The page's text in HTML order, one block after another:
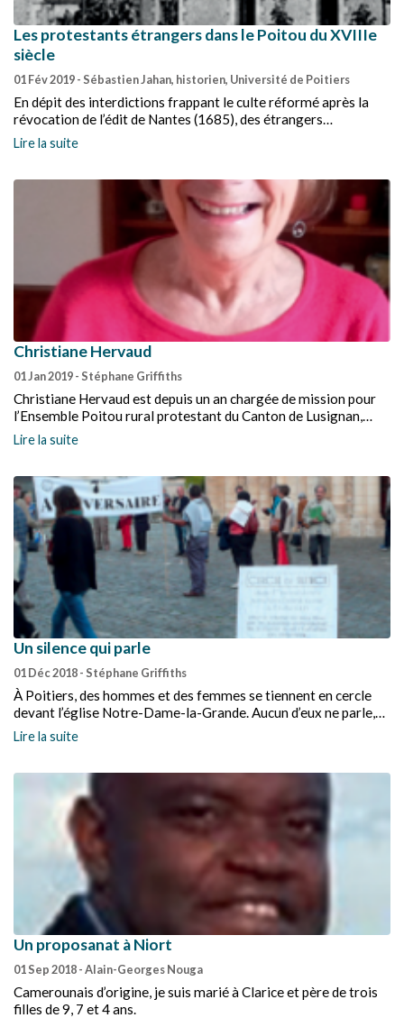
Les protestants étrangers dans le Poitou du XVIIIe
siècle
01 Fév 2019- Sébastien Jahan, historien, Université de Poitiers
En dépit des interdictions frappant le culte réformé après la
révocation de l’édit de Nantes (1685), des étrangers
protestants ont continué à circuler en France, voire à s’y
installer, tout au long du XVIIIe siècle. L’enquête sur les
ce que l’historien américain Peter Sahlins a appelé la « fiction
d’une France catholique ».
Lire la suite
Christiane Hervaud
01 Jan 2019- Stéphane Griffiths
Christiane Hervaud est depuis un an chargée de mission pour
l’Ensemble Poitou rural protestant du Canton de Lusignan,
Lezay, et La Mothe-Saint-Héray. Stéphane Griffiths l’a
rencontrée pour nous.
Lire la suite
Un silence qui parle
01 Déc 2018- Stéphane Griffiths
À Poitiers, des hommes et des femmes se tiennent en cercle
devant l’église Notre-Dame-la-Grande. Aucun d’eux ne parle,
ils font silence.
Lire la suite
Un proposanat à Niort
01 Sep 2018- Alain-Georges Nouga
Camerounais d’origine, je suis marié à Clarice et père de trois
filles de 9, 7 et 4 ans.